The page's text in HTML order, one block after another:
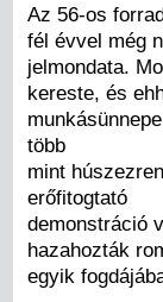
Az 56-os
fél évvel még
jelmondata.
kereste, és
több
mint
erőfitogtató
demonstráció
hazahozták
egyik